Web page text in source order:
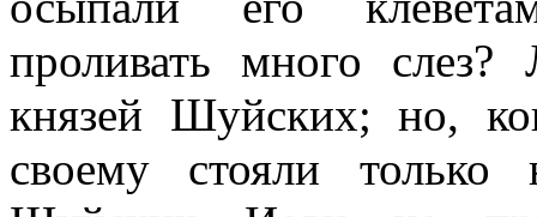
проливать много слез?
князей Шуйских; но,
своему стояли